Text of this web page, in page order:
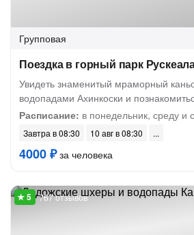
Групповая
Поездка в горный парк
Увидеть знаменитый мраморный
водопадами Ахинкоски и
Расписание: в понедельник, среду и
Завтра в 08:30 10 авг в 08:30
4000 ₽за человека
767 отзывов